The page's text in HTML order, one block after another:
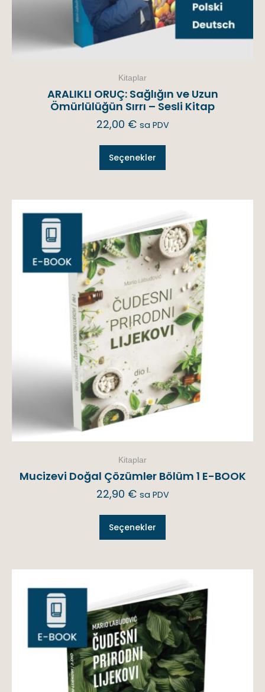
Kitaplar
ARALIKLI ORUÇ: Sağlığın ve Uzun
Ömürlülüğün Sırrı – Sesli Kitap
22,00 € sa PDV
Seçenekler
Kitaplar
Mucizevi Doğal Çözümler Bölüm 1 E-BOOK
22,90 € sa PDV
Seçenekler